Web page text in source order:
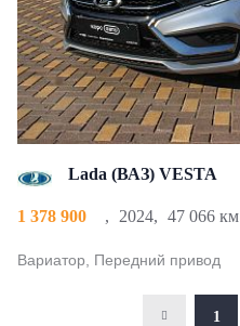
Lada (ВАЗ) VESTA
1 378 900 , 2024, 47 066 км
Вариатор, Передний привод
1